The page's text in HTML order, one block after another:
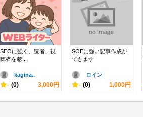
SEOに強く、読者、視
聴者を惹...
kagina..
- (0) 3,000円
SOEに強い記事作成が
できます
ロイン
- (0) 1,000円